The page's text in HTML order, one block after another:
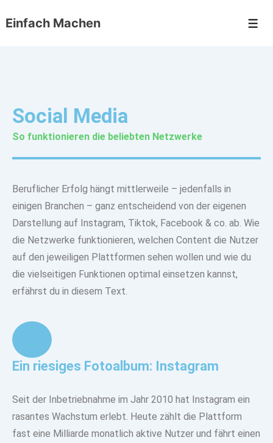
Einfach Machen
Social Media
So funktionieren die beliebten Netzwerke
Beruflicher Erfolg hängt mittlerweile – jedenfalls in
einigen Branchen – ganz entscheidend von der eigenen
Darstellung auf Instagram, Tiktok, Facebook & co. ab. Wie
die Netzwerke funktionieren, welchen Content die Nutzer
auf den jeweiligen Plattformen sehen wollen und wie du
die vielseitigen Funktionen optimal einsetzen kannst,
erfährst du in diesem Text.
Ein riesiges Fotoalbum: Instagram
Seit der Inbetriebnahme im Jahr 2010 hat Instagram ein
rasantes Wachstum erlebt. Heute zählt die Plattform
fast eine Milliarde monatlich aktive Nutzer und fährt einen